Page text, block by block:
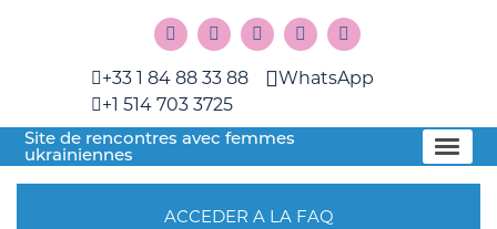
+33 1 84 88 33 88
+1 514 703 3725
WhatsApp
Site de rencontres avec femmes
ukrainiennes
ACCEDER A LA FAQ